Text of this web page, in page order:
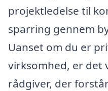
projektledelse til
sparring gennem
Uanset om du er
virksomhed, er
rådgiver, der